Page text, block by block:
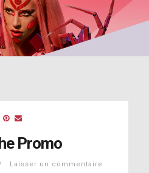
Promo
Laisser un commentaire